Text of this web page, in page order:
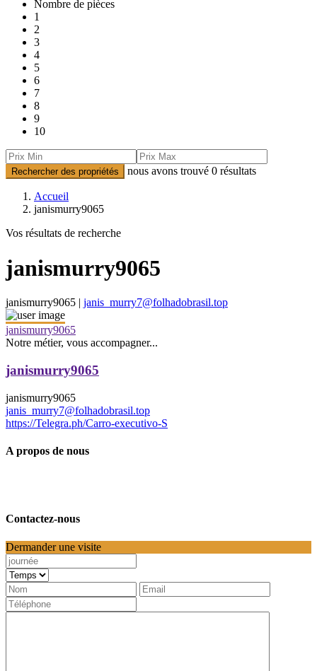
Nombre de pièces
1
2
3
4
5
6
7
8
9
10
Rechercher des propriétés nous avons trouvé 0 résultats
Accueil
janismurry9065
Vos résultats de recherche
janismurry9065
janismurry9065 | janis_murry7@folhadobrasil.top
janismurry9065
Notre métier, vous accompagner...
janismurry9065
janismurry9065
janis_murry7@folhadobrasil.top
https://Telegra.ph/Carro-executivo-S
A propos de nous
Contactez-nous
Dermander une visite